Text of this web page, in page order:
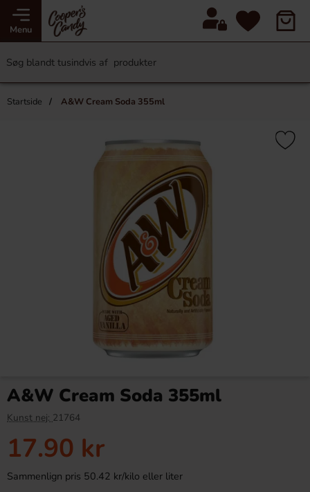
Menu
Startside A&W Cream Soda 355ml
A&W Cream Soda 355ml
Kunst nej: 21764
17.90 kr
Sammenlign pris 50.42 kr/kilo eller liter